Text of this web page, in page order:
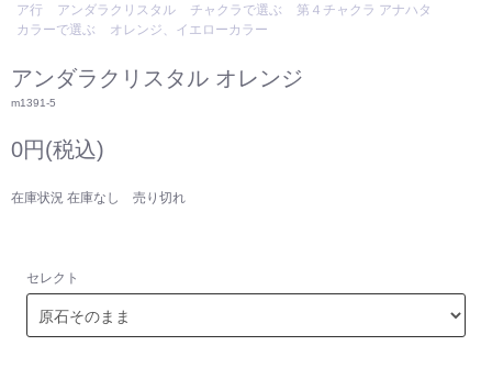
ア行
アンダラクリスタル チャクラで選ぶ
第４チャクラ アナハタ
カラーで選ぶ
オレンジ、イエローカラー
アンダラクリスタル オレンジ
m1391-5
0円(税込)
在庫状況 在庫なし 売り切れ
セレクト